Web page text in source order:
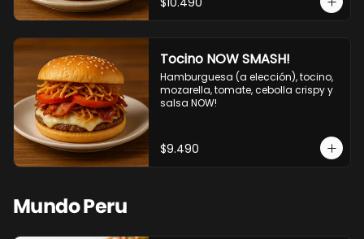
Tocino NOW SMASH!
Hamburguesa (a elección), tocino,
mozarella, tomate, cebolla crispy y
salsa NOW!
$9.490
Mundo Peru